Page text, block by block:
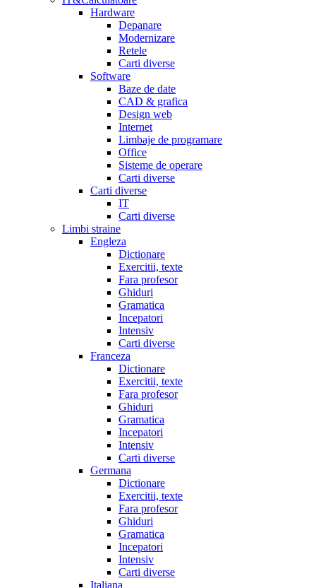
Hardware
Depanare
Modernizare
Retele
Carti diverse
Software
Baze de date
CAD & grafica
Design web
Internet
Limbaje de programare
Office
Sisteme de operare
Carti diverse
Carti diverse
IT
Carti diverse
Limbi straine
Engleza
Dictionare
Exercitii, texte
Fara profesor
Ghiduri
Gramatica
Incepatori
Intensiv
Carti diverse
Franceza
Dictionare
Exercitii, texte
Fara profesor
Ghiduri
Gramatica
Incepatori
Intensiv
Carti diverse
Germana
Dictionare
Exercitii, texte
Fara profesor
Ghiduri
Gramatica
Incepatori
Intensiv
Carti diverse
Italiana